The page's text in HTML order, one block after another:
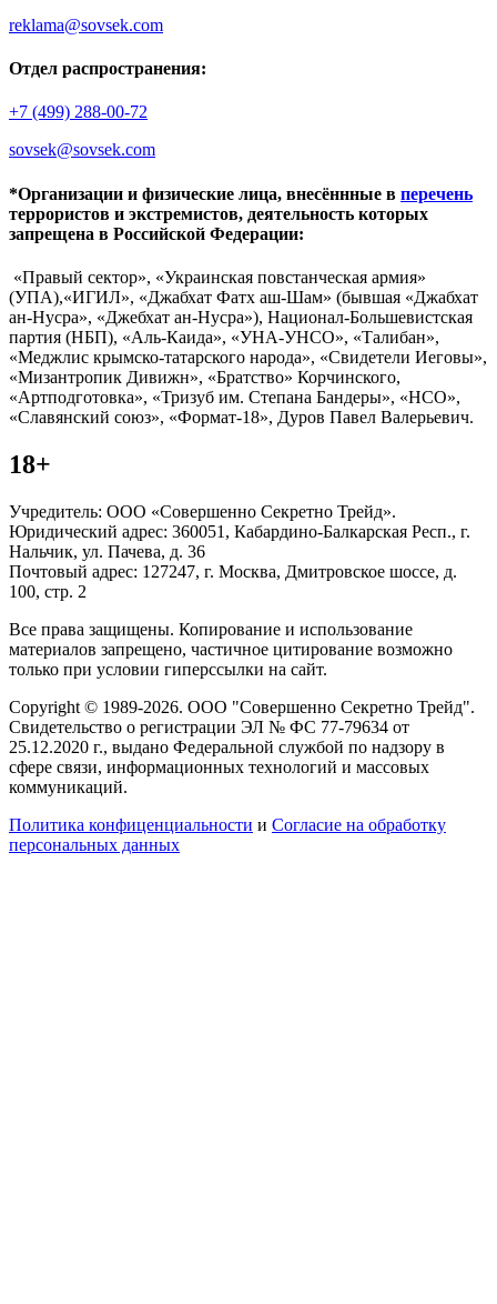
reklama@sovsek.com
Отдел распространения:
+7 (499) 288-00-72
sovsek@sovsek.com
*Организации и физические лица, внесённные в перечень
террористов и экстремистов, деятельность которых
запрещена в Российской Федерации:
«Правый сектор», «Украинская повстанческая армия»
(УПА),«ИГИЛ», «Джабхат Фатх аш-Шам» (бывшая «Джабхат
ан-Нусра», «Джебхат ан-Нусра»), Национал-Большевистская
партия (НБП), «Аль-Каида», «УНА-УНСО», «Талибан»,
«Меджлис крымско-татарского народа», «Свидетели Иеговы»,
«Мизантропик Дивижн», «Братство» Корчинского,
«Артподготовка», «Тризуб им. Степана Бандеры», «НСО»,
«Славянский союз», «Формат-18», Дуров Павел Валерьевич.
18+
Учредитель: ООО «Совершенно Секретно Трейд».
Юридический адрес: 360051, Кабардино-Балкарская Респ., г.
Нальчик, ул. Пачева, д. 36
Почтовый адрес: 127247, г. Москва, Дмитровское шоссе, д.
100, стр. 2
Все права защищены. Копирование и использование
материалов запрещено, частичное цитирование возможно
только при условии гиперссылки на сайт.
Copyright © 1989-2026. ООО "Совершенно Секретно Трейд".
Свидетельство о регистрации ЭЛ № ФС 77-79634 от
25.12.2020 г., выдано Федеральной службой по надзору в
сфере связи, информационных технологий и массовых
коммуникаций.
Политика конфиценциальности и Согласие на обработку
персональных данных